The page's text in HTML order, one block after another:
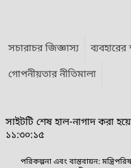
সচারাচর জিজ্ঞাস্য ব্যবহারের
গোপনীয়তার নীতিমালা
সাইটটি শেষ হাল-নাগাদ করা
১১:৩০:১৫
পরিকল্পনা এবং বাস্তবায়ন: